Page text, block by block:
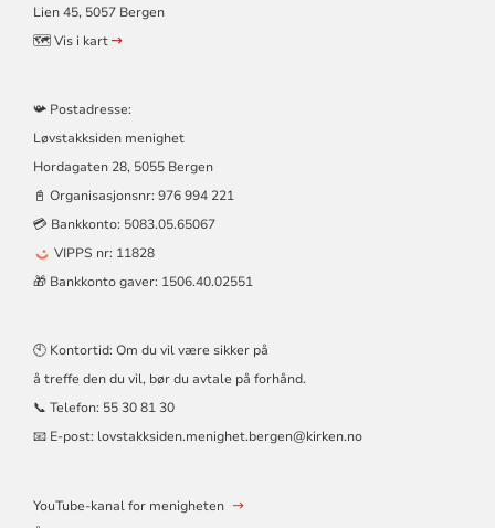
Lien 45, 5057 Bergen
🗺️ Vis i kart
📯 Postadresse:
Løvstakksiden menighet
Hordagaten 28, 5055 Bergen
📓 Organisasjonsnr: 976 994 221
💳 Bankkonto: 5083.05.65067
VIPPS nr: 11828
🎁 Bankkonto gaver: 1506.40.02551
🕙 Kontortid: Om du vil være sikker på
å treffe den du vil, bør du avtale på forhånd.
📞 Telefon: 55 30 81 30
📧 E-post: lovstakksiden.menighet.bergen@kirken.no
YouTube-kanal for menigheten